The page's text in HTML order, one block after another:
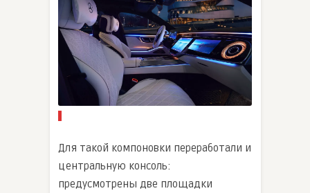
Для такой компоновки переработали и
центральную консоль:
предусмотрены две площадки